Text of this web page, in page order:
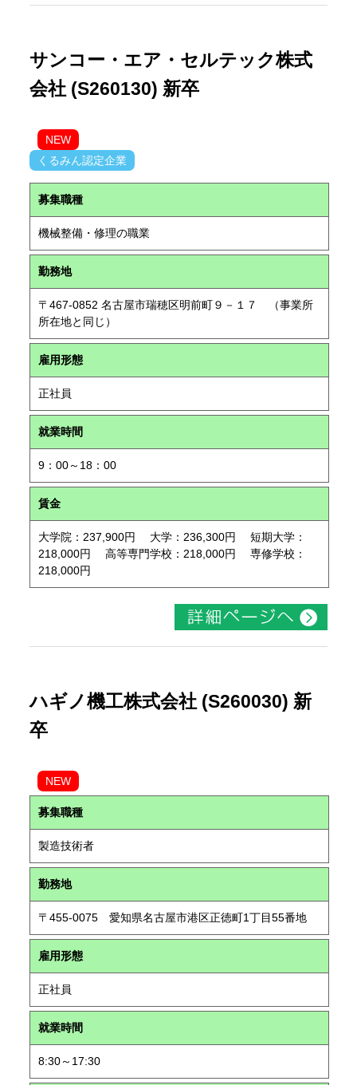
サンコー・エア・セルテック株式
会社 (S260130) 新卒
NEW
くるみん認定企業
募集職種
機械整備・修理の職業
勤務地
〒467-0852 名古屋市瑞穂区明前町９－１７ （事業所
所在地と同じ）
雇用形態
正社員
就業時間
9：00～18：00
賃金
大学院：237,900円 大学：236,300円 短期大学：
218,000円 高等専門学校：218,000円 専修学校：
218,000円
ハギノ機工株式会社 (S260030) 新
卒
NEW
募集職種
製造技術者
勤務地
〒455-0075 愛知県名古屋市港区正徳町1丁目55番地
雇用形態
正社員
就業時間
8:30～17:30